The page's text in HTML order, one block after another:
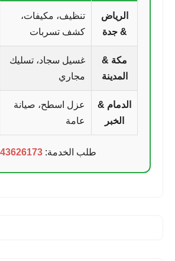
الرياض
& جدة
تنظيف، مكيفات،
كشف تسربات
مكة &
المدينة
غسيل سجاد، تسليك
مجاري
الدمام &
الخبر
عزل اسطح، صيانة
عامة
طلب الخدمة:0543626173